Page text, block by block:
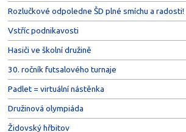
Rozlučkové odpoledne ŠD plné smíchu a radosti!
Vstříc podnikavosti
Hasiči ve školní družině
30. ročník futsalového turnaje
Padlet = virtuální nástěnka
Družinová olympiáda
Židovský hřbitov